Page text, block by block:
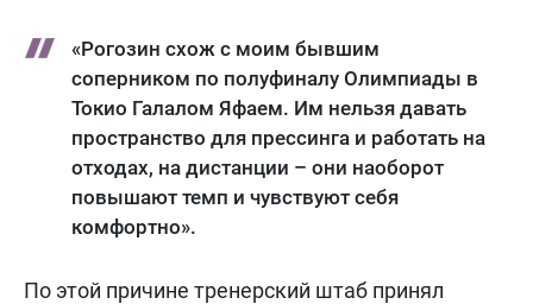
«Рогозин схож с моим бывшим
соперником по полуфиналу Олимпиады в
Токио Галалом Яфаем. Им нельзя давать
пространство для прессинга и работать на
отходах, на дистанции – они наоборот
повышают темп и чувствуют себя
комфортно».
По этой причине тренерский штаб принял